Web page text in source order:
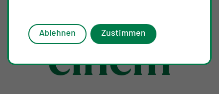
einem
Ablehnen Zustimmen